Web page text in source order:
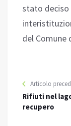
stato deciso
del Comune
Articolo
Rifiuti nel
recupero